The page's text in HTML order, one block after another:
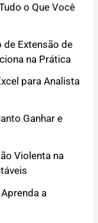
o Que Você
de Extensão de
na Prática
para Analista
Ganhar e
Violenta na
a